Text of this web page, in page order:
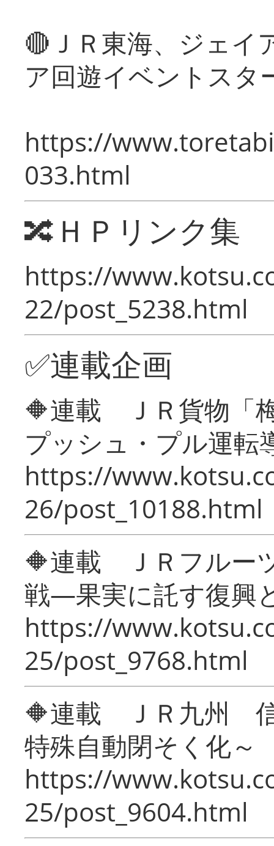
🔴ＪＲ東海、ジェイ
ア回遊イベントスタ
https://
033.html
🔀ＨＰリンク集
https://
22/post_5238.html
✅連載企画
🔶連載 ＪＲ貨物「
プッシュ・プル運転
https://
26/post_10188.html
🔶連載 ＪＲフルー
戦―果実に託す復興
https://
25/post_9768.html
🔶連載 ＪＲ九州 信
特殊自動閉そく化～
https://
25/post_9604.html